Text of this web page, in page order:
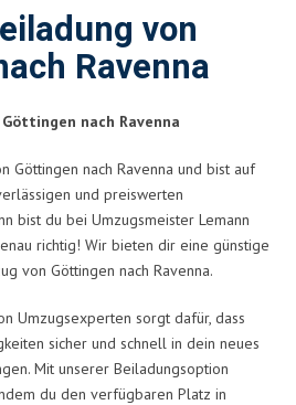
von
Ravenna
nach Ravenna
Göttingen nach Ravenna und bist auf
und preiswerten
bist du bei Umzugsmeister Lemann
richtig! Wir bieten dir eine günstige
von Göttingen nach Ravenna.
Umzugsexperten sorgt dafür, dass
sicher und schnell in dein neues
Mit unserer Beiladungsoption
du den verfügbaren Platz in